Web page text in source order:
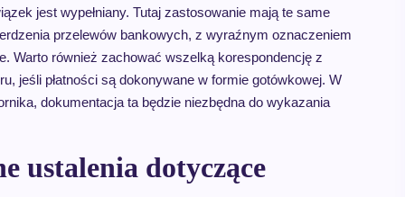
jest wypełniany. Tutaj zastosowanie mają te same
przelewów bankowych, z wyraźnym oznaczeniem
Warto również zachować wszelką korespondencję z
jeśli płatności są dokonywane w formie gotówkowej. W
dokumentacja ta będzie niezbędna do wykazania
ustalenia dotyczące